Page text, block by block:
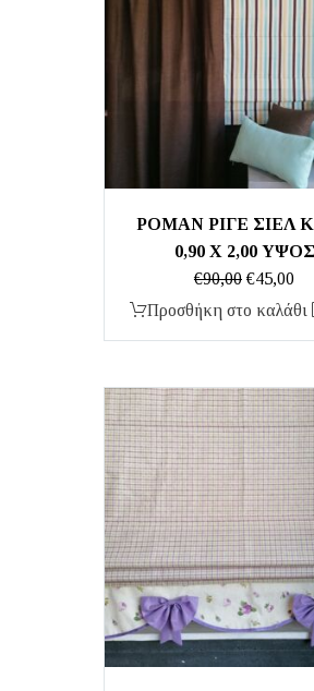
ΡΟΜΑΝ ΡΙΓΕ ΣΙΕΛ
0,90 Χ 2,00 ΥΨΟΣ
€90,00 Original
price
€45,00Η
Προσθήκη στο καλάθι